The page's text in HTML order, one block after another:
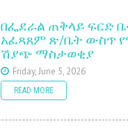
በፌደራል ጠቅላይ ፍርድ
አፈጻጸም ጽ/ቤት ውስጥ
ሽያጭ ማስታወቂያ
Friday, June 5, 2026
READ MORE